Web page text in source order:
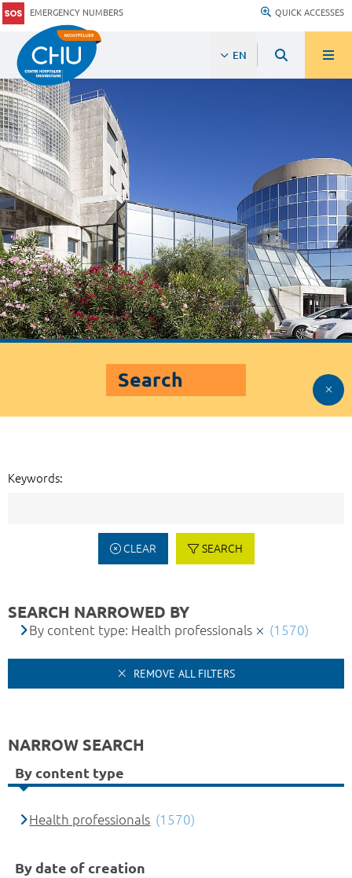
EMERGENCY NUMBERS QUICK ACCESSES
EN
Search
Keywords:
CLEAR SEARCH
SEARCH NARROWED BY
By content type: Health professionals (1570)
REMOVE ALL FILTERS
NARROW SEARCH
By content type
Health professionals (1570)
By date of creation